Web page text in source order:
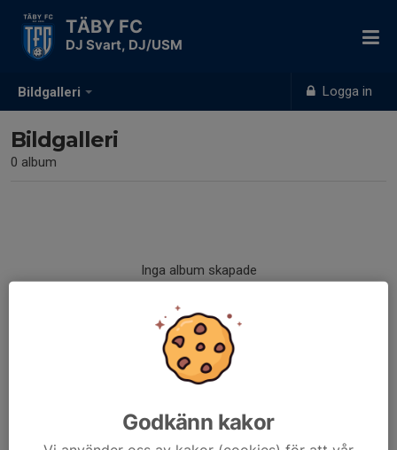
Bildgalleri Logga in
TÄBY FC
DJ Svart, DJ/USM
Bildgalleri
0 album
Inga album skapade
Godkänn kakor